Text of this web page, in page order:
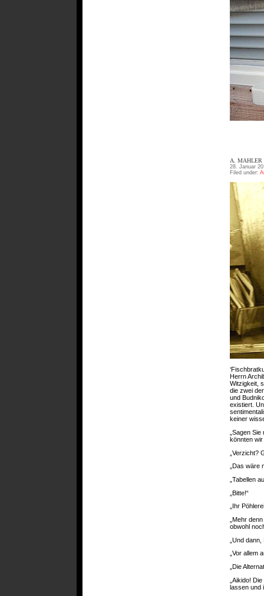
A. MAHLER
28. Januar
Filed under:
Herrn
Witzigkeit,
die zwei
und
existiert.
keiner
„Sagen
könnten
„Verzicht?
„Das wäre
„Tabellen
„Bitte!“
„Ihr
„Mehr
obwohl
„Und
„Vor allem
„Die
„Aikido!
lassen und